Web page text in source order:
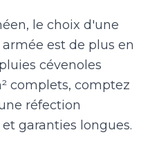
le choix d'une
est de plus en
cévenoles
complets, comptez
réfection
garanties longues.